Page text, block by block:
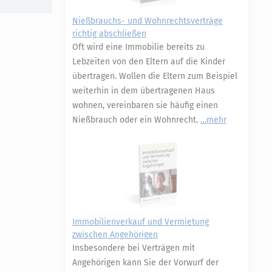
Nießbrauchs- und Wohnrechtsverträge
richtig abschließen
Oft wird eine Immobilie bereits zu
Lebzeiten von den Eltern auf die Kinder
übertragen. Wollen die Eltern zum Beispiel
weiterhin in dem übertragenen Haus
wohnen, vereinbaren sie häufig einen
Nießbrauch oder ein Wohnrecht.
mehr
Immobilienverkauf und Vermietung
zwischen Angehörigen
Insbesondere bei Verträgen mit
Angehörigen kann Sie der Vorwurf der